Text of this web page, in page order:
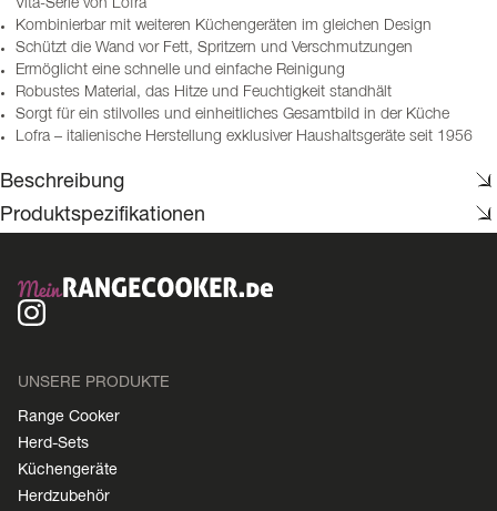
Vita-Serie von Lofra
Kombinierbar mit weiteren Küchengeräten im gleichen Design
Schützt die Wand vor Fett, Spritzern und Verschmutzungen
Ermöglicht eine schnelle und einfache Reinigung
Robustes Material, das Hitze und Feuchtigkeit standhält
Sorgt für ein stilvolles und einheitliches Gesamtbild in der Küche
Lofra – italienische Herstellung exklusiver Haushaltsgeräte seit 1956
Beschreibung
Produktspezifikationen
UNSERE PRODUKTE
Range Cooker
Herd-Sets
Küchengeräte
Herdzubehör